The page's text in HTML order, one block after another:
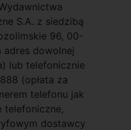
S.A. z siedzibą
96, 00-
adres dowolnej
lub telefonicznie
(opłata za
telefonu jak
telefoniczne,
dostawcy